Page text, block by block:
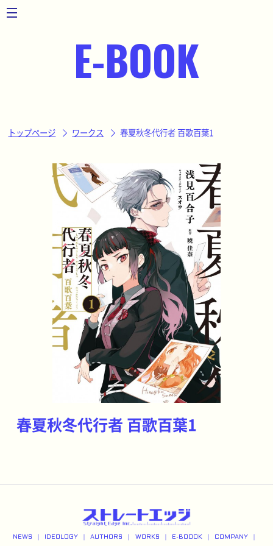
toggle
E-BOOK
トップページ ワークス 春夏秋冬代行者 百歌百葉1
春夏秋冬代行者 百歌百葉1
NEWS IDEOLOGY AUTHORS WORKS E-BOOOK COMPANY